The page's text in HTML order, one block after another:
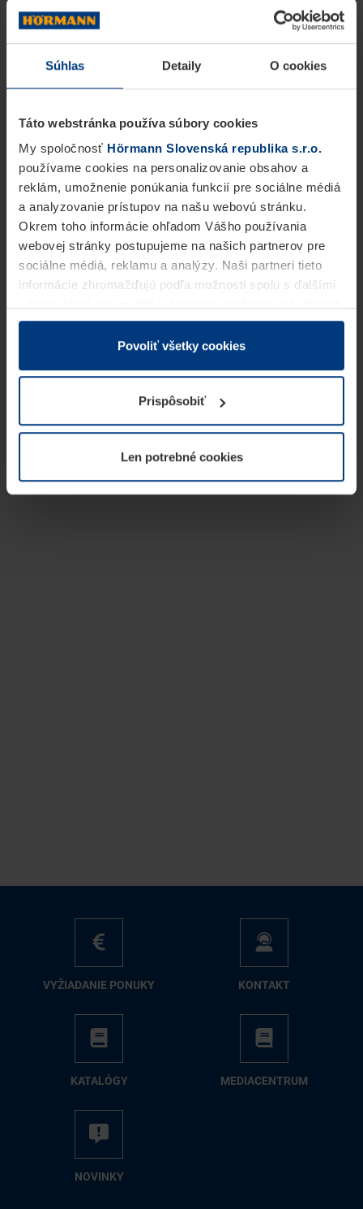
Súhlas Detaily O cookies
Táto webstránka používa súbory cookies
My spoločnosť Hörmann Slovenská republika s.r.o.
používame cookies na personalizovanie obsahov a
reklám, umožnenie ponúkania funkcií pre sociálne médiá
a analyzovanie prístupov na našu webovú stránku.
Okrem toho informácie ohľadom Vášho používania
webovej stránky postupujeme na našich partnerov pre
sociálne médiá, reklamu a analýzy. Naši partneri tieto
informácie zhromažďujú podľa možnosti spolu s ďalšími
v rámci Vášho využívania služieb.
Z právneho hľadiska môžeme cookies ukladať na Vašom
prevádzku tejto stránky. Pre všetky ostatné typy cookie
potrebujeme Vaše povolenie. Vaše povolenie môžete
kedykoľvek zmeniť alebo odvolať vo vysvetlení cookie
našej webovej stránky.
Povoliť všetky cookies
Prispôsobiť
Len potrebné cookies
VY­ŽIA­DA­NIE PO­NU­KY KON­TAKT
KA­TA­LÓ­GY ME­DIA­CEN­TRUM
NO­VIN­KY